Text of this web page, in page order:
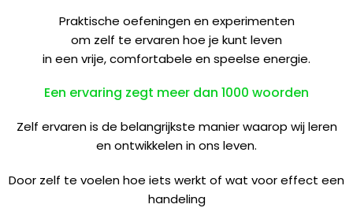
Praktische oefeningen en experimenten
om zelf te ervaren hoe je kunt leven
in een vrije, comfortabele en speelse energie.
Een ervaring zegt meer dan 1000 woorden
Zelf ervaren is de belangrijkste manier waarop wij leren
en ontwikkelen in ons leven.
Door zelf te voelen hoe iets werkt of wat voor effect een
handeling